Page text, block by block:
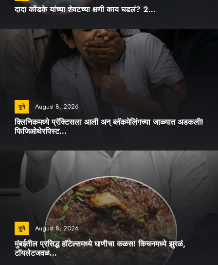
दादा कोंडके यांच्या शेवटच्या क्षणी काय घडलं? 2...
पुणे August 8, 2026
क्लिनिकमध्ये प्रॅक्टिसला आली अन् ब्लॅकमेलिंगच्या जाळ्यात अडकली!
फिजिओथेरपिस्ट...
पुणे August 8, 2026
मुंबईतील प्रसिद्ध हॉटेल्समध्ये घाणीचा कळस! किचनमध्ये झुरळं,
टॉयलेटजवळ...